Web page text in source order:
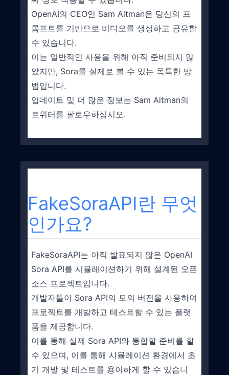
OpenAI의 CEO인 Sam Altman은 당신의 프
롬프트를 기반으로 비디오를 생성하고 공유할
수 있습니다.
이는 일반적인 사용을 위해 아직 준비되지 않
았지만, Sora를 실제로 볼 수 있는 독특한 방
법입니다.
업데이트 및 더 많은 정보는 Sam Altman의
트위터를 팔로우하십시오.
FakeSoraAPI란 무엇
인가요?
FakeSoraAPI는 아직 발표되지 않은 OpenAI
Sora API를 시뮬레이션하기 위해 설계된 오픈
소스 프로젝트입니다.
개발자들이 Sora API의 모의 버전을 사용하여
프로젝트를 개발하고 테스트할 수 있는 플랫
폼을 제공합니다.
이를 통해 실제 Sora API와 통합할 준비를 할
수 있으며, 이를 통해 시뮬레이션 환경에서 초
기 개발 및 테스트를 용이하게 할 수 있습니